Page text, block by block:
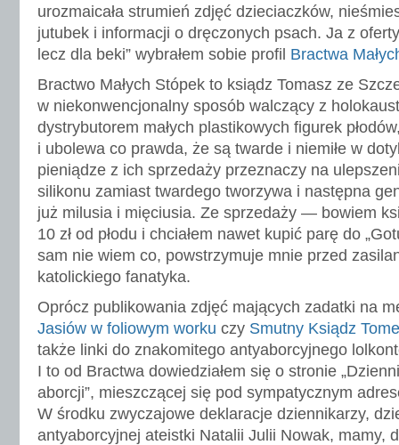
urozmaicała strumień zdjęć dzieciaczków,
jutubek i informacji o dręczonych psach. Ja z
lecz dla beki” wybrałem sobie profil Bractwa
Bractwo Małych Stópek to ksiądz Tomasz ze
w niekonwencjonalny sposób walczący z
dystrybutorem małych plastikowych figurek
i ubolewa co prawda, że są twarde i niemiłe w
pieniądze z ich sprzedaży przeznaczy na
silikonu zamiast twardego tworzywa i następna
już milusia i mięciusia. Ze sprzedaży — bowiem
10 zł od płodu i chciałem nawet kupić parę do
sam nie wiem co, powstrzymuje mnie przed
katolickiego fanatyka.
Oprócz publikowania zdjęć mających zadatki na
Jasiów w foliowym worku czy Smutny Ksiądz
także linki do znakomitego antyaborcyjnego
I to od Bractwa dowiedziałem się o stronie
aborcji”, mieszczącej się pod sympatycznym
W środku zwyczajowe deklaracje dziennikarzy,
antyaborcyjnej ateistki Natalii Julii Nowak, mamy,